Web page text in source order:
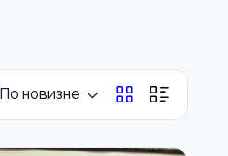
По новизне